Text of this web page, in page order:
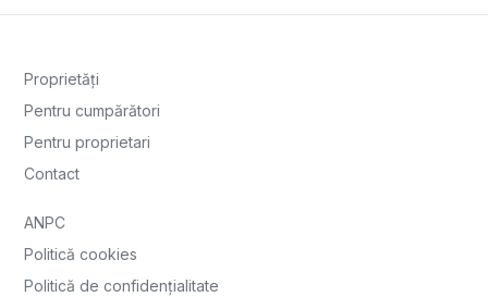
Proprietăți
Pentru cumpărători
Pentru proprietari
Contact
ANPC
Politică cookies
Politică de confidențialitate